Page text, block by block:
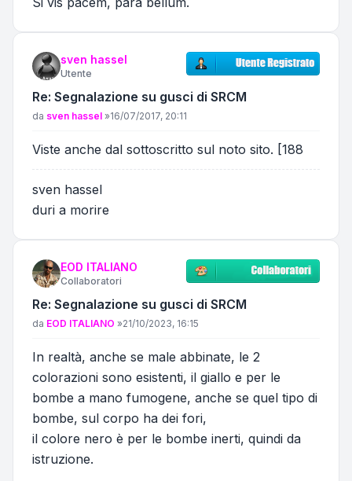
sven hassel
Utente
Re: Segnalazione su gusci di SRCM
Messaggio
da sven hassel »16/07/2017, 20:11
Viste anche dal sottoscritto sul noto sito. [188
sven hassel
duri a morire
EOD ITALIANO
Collaboratori
Re: Segnalazione su gusci di SRCM
Messaggio
da EOD ITALIANO »21/10/2023, 16:15
In realtà, anche se male abbinate, le 2
colorazioni sono esistenti, il giallo e per le
bombe a mano fumogene, anche se quel tipo di
bombe, sul corpo ha dei fori,
il colore nero è per le bombe inerti, quindi da
istruzione.